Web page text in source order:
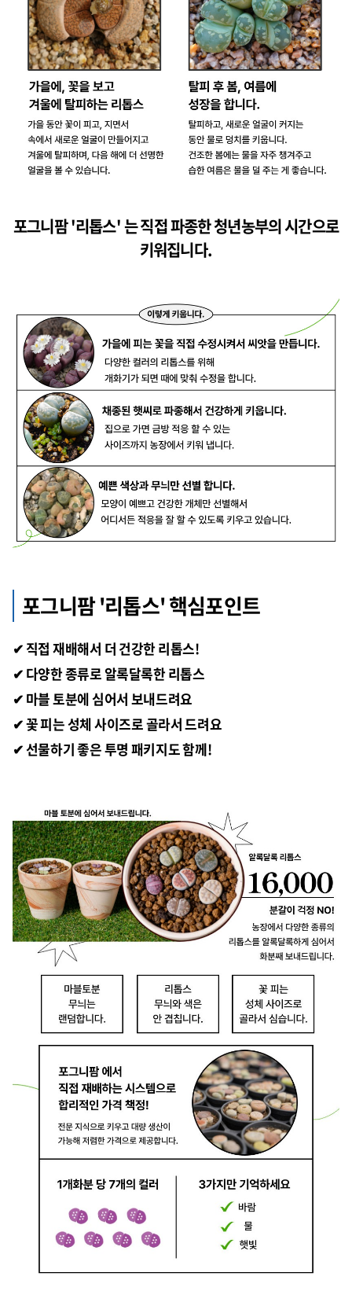
포그니팜 '리톱스' 는 직접 파종한 청년농부의 시간으로
키워집니다.
포그니팜 '리톱스' 핵심포인트
✔ 직접 재배해서 더 건강한 리톱스!
✔ 다양한 종류로 알록달록한 리톱스
✔ 마블 토분에 심어서 보내드려요
✔ 꽃 피는 성체 사이즈로 골라서 드려요
✔ 선물하기 좋은 투명 패키지도 함께!